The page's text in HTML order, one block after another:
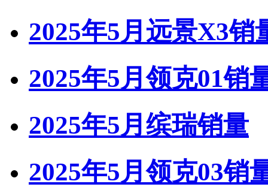
2025年5月远景X3销
2025年5月领克01销
2025年5月缤瑞销量
2025年5月领克03销